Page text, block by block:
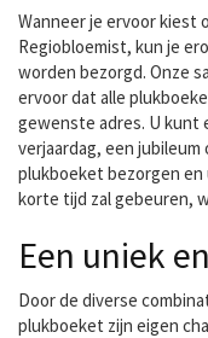
Wanneer je ervoor kiest
Regiobloemist, kun je
worden bezorgd. Onze
ervoor dat alle
gewenste adres. U kunt
verjaardag, een
plukboeket bezorgen
korte tijd zal gebeuren,
Een uniek
Door de diverse
plukboeket zijn eigen